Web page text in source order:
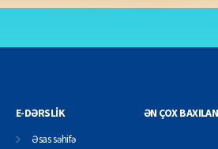
E-DƏRSLİK
Əsas səhifə
ƏN ÇOX BAXILAN